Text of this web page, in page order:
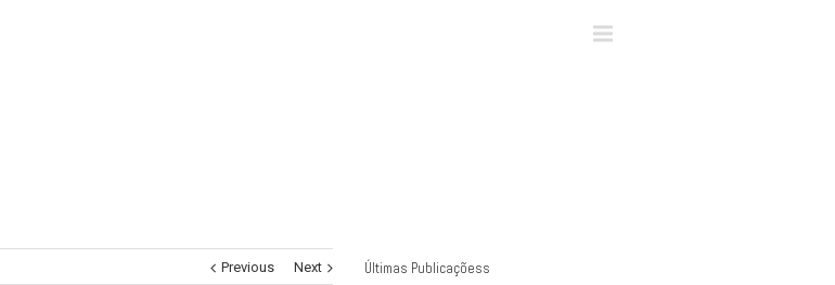
Previous Next Últimas Publicaçõess